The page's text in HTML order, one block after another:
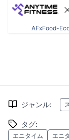
AFxFood-
ジャンル:
タグ:
エニタイム エニ